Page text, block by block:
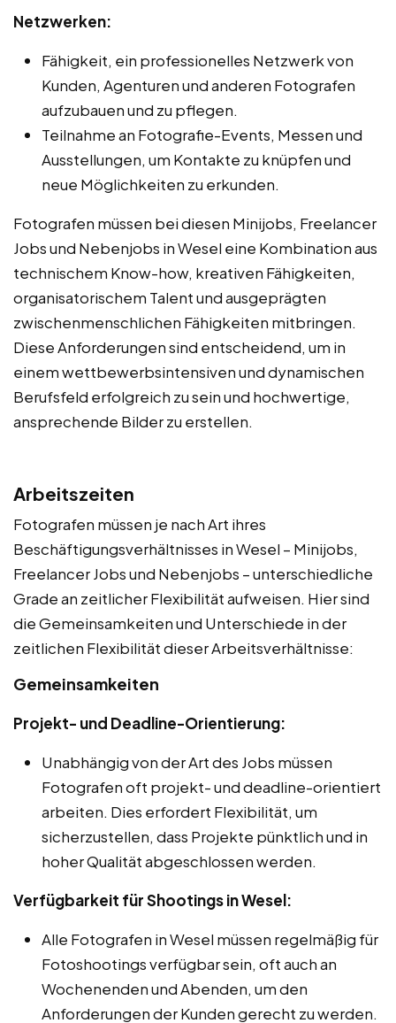
Netzwerken:
Fähigkeit, ein professionelles Netzwerk von
Kunden, Agenturen und anderen Fotografen
aufzubauen und zu pflegen.
Teilnahme an Fotografie-Events, Messen und
Ausstellungen, um Kontakte zu knüpfen und
neue Möglichkeiten zu erkunden.
Fotografen müssen bei diesen Minijobs, Freelancer
Jobs und Nebenjobs in Wesel eine Kombination aus
technischem Know-how, kreativen Fähigkeiten,
organisatorischem Talent und ausgeprägten
zwischenmenschlichen Fähigkeiten mitbringen.
Diese Anforderungen sind entscheidend, um in
einem wettbewerbsintensiven und dynamischen
Berufsfeld erfolgreich zu sein und hochwertige,
ansprechende Bilder zu erstellen.
Arbeitszeiten
Fotografen müssen je nach Art ihres
Beschäftigungsverhältnisses in Wesel – Minijobs,
Freelancer Jobs und Nebenjobs – unterschiedliche
Grade an zeitlicher Flexibilität aufweisen. Hier sind
die Gemeinsamkeiten und Unterschiede in der
zeitlichen Flexibilität dieser Arbeitsverhältnisse:
Gemeinsamkeiten
Projekt- und Deadline-Orientierung:
Unabhängig von der Art des Jobs müssen
Fotografen oft projekt- und deadline-orientiert
arbeiten. Dies erfordert Flexibilität, um
sicherzustellen, dass Projekte pünktlich und in
hoher Qualität abgeschlossen werden.
Verfügbarkeit für Shootings in Wesel:
Alle Fotografen in Wesel müssen regelmäßig für
Fotoshootings verfügbar sein, oft auch an
Wochenenden und Abenden, um den
Anforderungen der Kunden gerecht zu werden.